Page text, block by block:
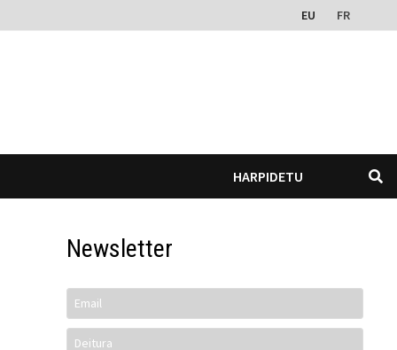
EU FR
HARPIDETU
Newsletter